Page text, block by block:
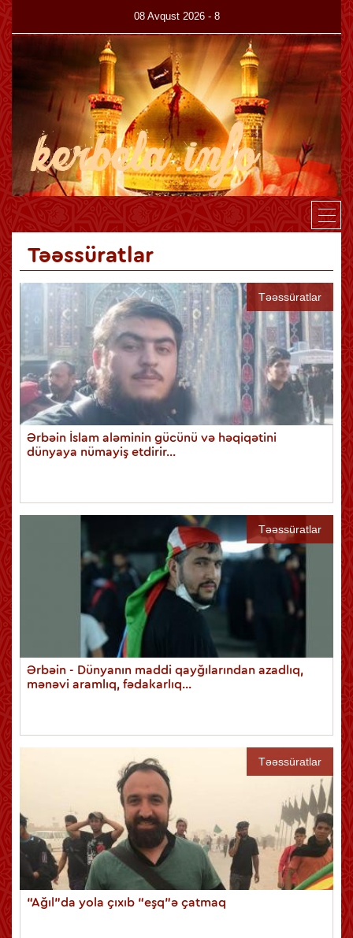
08 Avqust 2026 - 8
Canlı Haqqımızda Kitabxana Az En
Təəssüratlar
Təəssüratlar
Ərbəin İslam aləminin gücünü və həqiqətini
dünyaya nümayiş etdirir...
Təəssüratlar
Ərbəin - Dünyanın maddi qayğılarından azadlıq,
mənəvi aramlıq, fədakarlıq...
Təəssüratlar
“Ağıl”da yola çıxıb “eşq”ə çatmaq